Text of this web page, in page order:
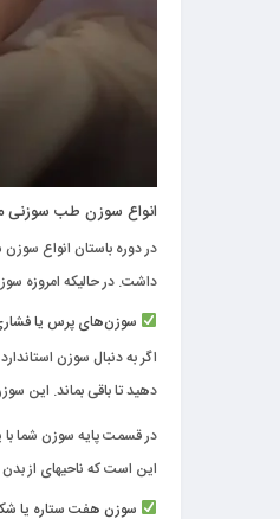
انواع سوزن طب سوزنی
در دوره باستان انواع
داشت. در حالیکه امروزه
سوزن‌های پرس یا
دهید تا باقی بماند. این سوزن را
در قسمت پایه سوزن شما
این است که ناحیه‎ای از بدن در طولانی مدت تحریک شود، بهترین سوزنی که می‌توانید انتخاب کنید، سوزن پرس یا فشاری است.
سوزن هفت ستاره یا